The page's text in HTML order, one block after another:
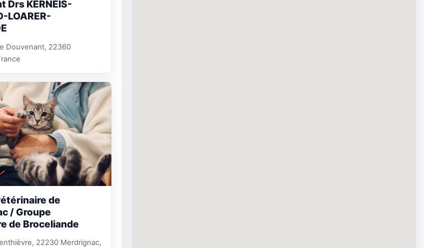
Drs KERNEÏS-
LOARER-
Douvenant, 22360
de
/ Groupe
de Broceliande
22230 Merdrignac,